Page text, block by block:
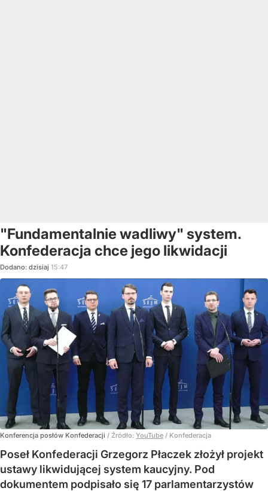
"Fundamentalnie wadliwy" system.
Konfederacja chce jego likwidacji
Dodano: dzisiaj 15:47
Konferencja posłów Konfederacji / Źródło: YouTube / Konfederacja
Poseł Konfederacji Grzegorz Płaczek złożył projekt
ustawy likwidującej system kaucyjny. Pod
dokumentem podpisało się 17 parlamentarzystów